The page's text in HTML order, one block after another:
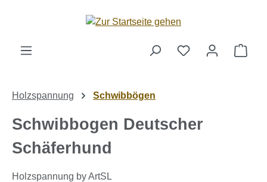
Zum Hauptinhalt springen
Holzspannung Schwibbögen
Schwibbogen Deutscher
Schäferhund
Holzspannung by ArtSL